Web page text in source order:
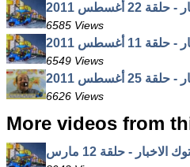
أغسطس 2011
6585 Views
أغسطس 2011
6549 Views
أغسطس 2011
6626 Views
More videos from
الاخبار - حلقة 12 مارس